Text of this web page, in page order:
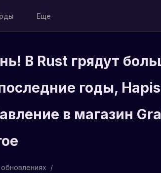
Еще
В Rust грядут
годы, Hapis
в магазин
/